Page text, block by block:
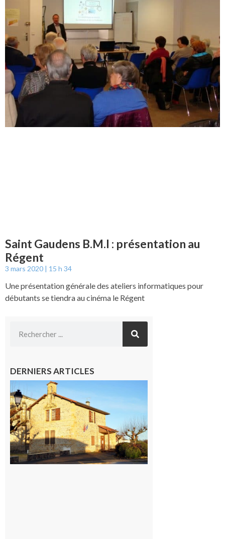
Saint Gaudens B.M.I : présentation au
Régent
3 mars 2020 15 h 34
Une présentation générale des ateliers informatiques pour
débutants se tiendra au cinéma le Régent
DERNIERS ARTICLES